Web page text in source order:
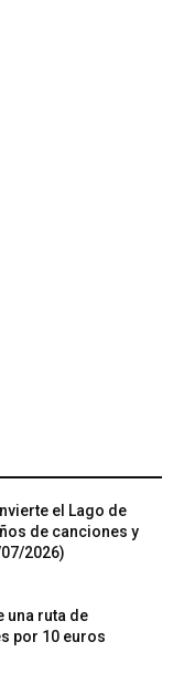
el Lago de
de canciones y
2026)
una ruta de
por 10 euros